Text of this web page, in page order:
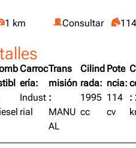
1 km Consultar
Carroc
ería:
Indust
rial
Trans
misión
:
MANU
AL
Cilind
rada:
1995
cc
Pote
ncia:
114
cv
: